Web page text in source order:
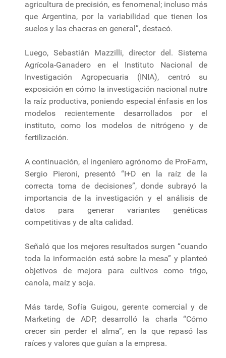
agricultura de precisión, es fenomenal; incluso más
que Argentina, por la variabilidad que tienen los
suelos y las chacras en general”, destacó.
Luego, Sebastián Mazzilli, director del. Sistema
Agrícola-Ganadero en el Instituto Nacional de
Investigación Agropecuaria (INIA), centró su
exposición en cómo la investigación nacional nutre
la raíz productiva, poniendo especial énfasis en los
modelos recientemente desarrollados por el
instituto, como los modelos de nitrógeno y de
fertilización.
A continuación, el ingeniero agrónomo de ProFarm,
Sergio Pieroni, presentó “I+D en la raíz de la
correcta toma de decisiones”, donde subrayó la
importancia de la investigación y el análisis de
datos para generar variantes genéticas
competitivas y de alta calidad.
Señaló que los mejores resultados surgen “cuando
toda la información está sobre la mesa” y planteó
objetivos de mejora para cultivos como trigo,
canola, maíz y soja.
Más tarde, Sofía Guigou, gerente comercial y de
Marketing de ADP, desarrolló la charla “Cómo
crecer sin perder el alma”, en la que repasó las
raíces y valores que guían a la empresa.